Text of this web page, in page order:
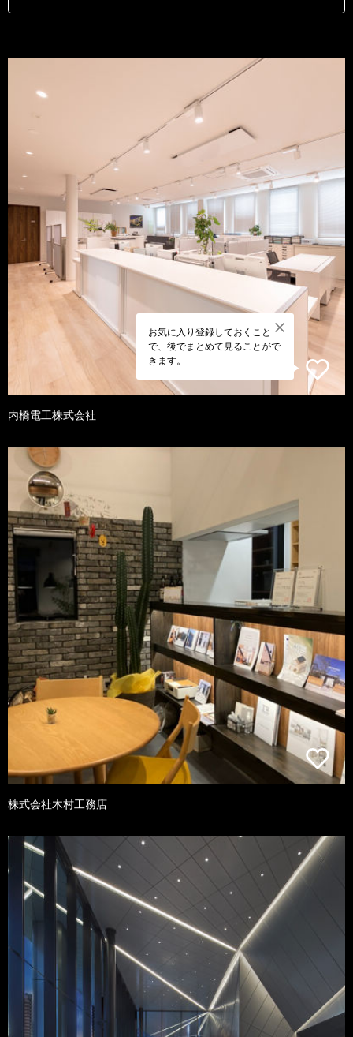
お気に入り登録しておくこと
で、後でまとめて見ることがで
きます。
内橋電工株式会社
株式会社木村工務店